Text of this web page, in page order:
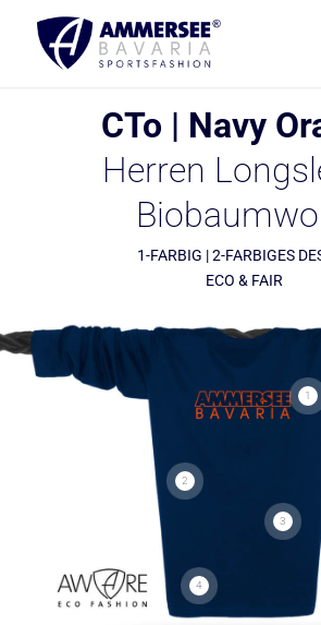
CTo | Navy
Herren
1-FARBIG | 2-FARBIGES
ECO & FAIR
1
2
3
4